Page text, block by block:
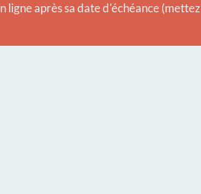
après sa date d'échéance (mettez